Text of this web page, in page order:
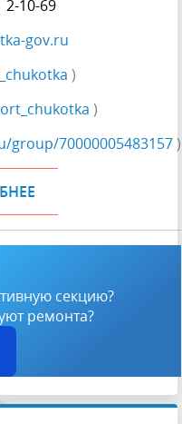
10-69
gov.ru
)
)
group/70000005483157)
секцию?
ремонта?